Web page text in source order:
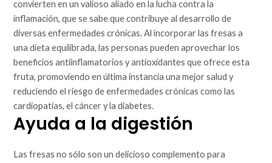
convierten en un valioso aliado en la lucha contra la
inflamación, que se sabe que contribuye al desarrollo de
diversas enfermedades crónicas. Al incorporar las fresas a
una dieta equilibrada, las personas pueden aprovechar los
beneficios antiinflamatorios y antioxidantes que ofrece esta
fruta, promoviendo en última instancia una mejor salud y
reduciendo el riesgo de enfermedades crónicas como las
cardiopatías, el cáncer y la diabetes.
Ayuda a la digestión
Las fresas no sólo son un delicioso complemento para